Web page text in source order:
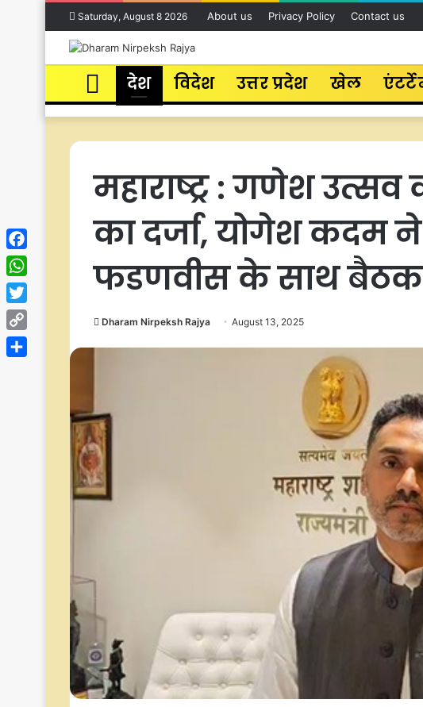
Saturday, August 8 2026 About us Privacy Policy Contact us
Home
देश विदेश उत्तर प्रदेश खेल
महाराष्ट्र : गणेश उत्सव
का दर्जा, योगेश कदम
फडणवीस के साथ बैठक
Dharam Nirpeksh Rajya August 13, 2025
Facebook
WhatsApp
Twitter
Copy
Link